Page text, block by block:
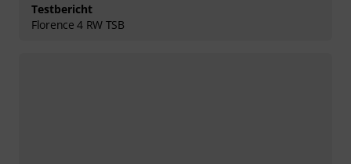
Testbericht
Florence 4 RW TSB